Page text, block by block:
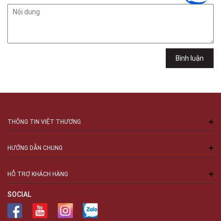
Minh
Bình luận
THÔNG TIN VIỆT THƯƠNG
HƯỚNG DẪN CHUNG
HỖ TRỢ KHÁCH HÀNG
SOCIAL